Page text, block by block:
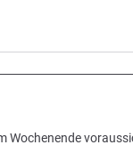
Wochenende